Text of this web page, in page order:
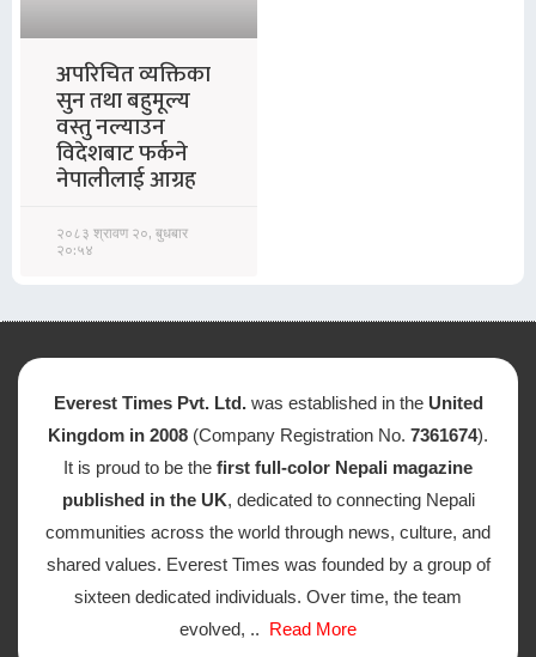
अपरिचित व्यक्तिका
सुन तथा बहुमूल्य
वस्तु नल्याउन
विदेशबाट फर्कने
नेपालीलाई आग्रह
२०८३ श्रावण २०, बुधबार
२०:५४
Everest Times Pvt. Ltd. was established in the United
Kingdom in 2008 (Company Registration No. 7361674).
It is proud to be the first full-color Nepali magazine
published in the UK, dedicated to connecting Nepali
communities across the world through news, culture, and
shared values. Everest Times was founded by a group of
sixteen dedicated individuals. Over time, the team
evolved, .. Read More